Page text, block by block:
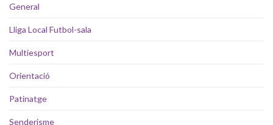
General
Lliga Local Futbol-sala
Multiesport
Orientació
Patinatge
Senderisme